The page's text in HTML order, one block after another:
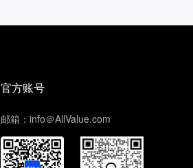
官方账号
邮箱：info＠AllValue.com